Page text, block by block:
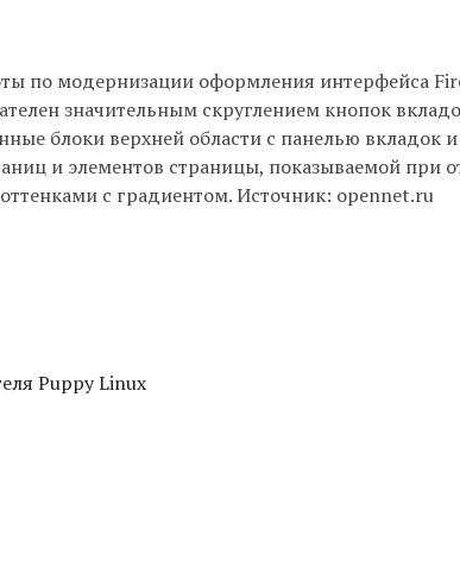
по модернизации оформления интерфейса
значительным скруглением кнопок
блоки верхней области с панелью вкладок
и элементов страницы, показываемой при
с градиентом. Источник: opennet.ru
Puppy Linux